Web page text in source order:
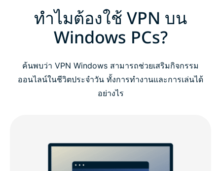
ทำไมต้องใช้ VPN บน Windows PCs?
ตั้งค่า ExpressVPN บน Windows ใน 3 ขั้นตอน
วิดีโอสอน : ติดตั้ง ExpressVPN บน PC ของคุณ
ExpressVPN vs. VPN PC ฟรี
ทำไมต้องใช้ VPN บน
Windows PCs?
ค้นพบว่า VPN Windows สามารถช่วยเสริมกิจกรรม
ออนไลน์ในชีวิตประจำวัน ทั้งการทำงานและการเล่นได้
อย่างไร